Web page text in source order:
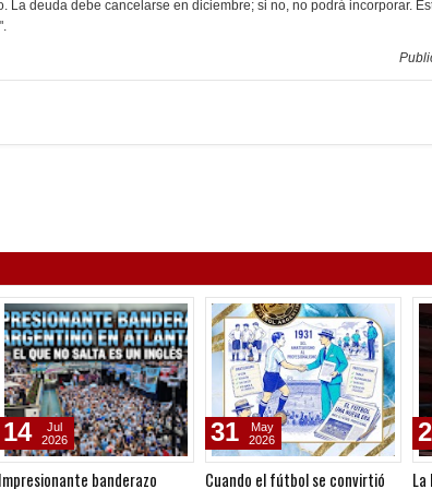
La deuda debe cancelarse en diciembre; si no, no podrá incorporar.
Impresionante banderazo
14
Jul
2026
Cuando el fútbol se convirtió
31
May
2026